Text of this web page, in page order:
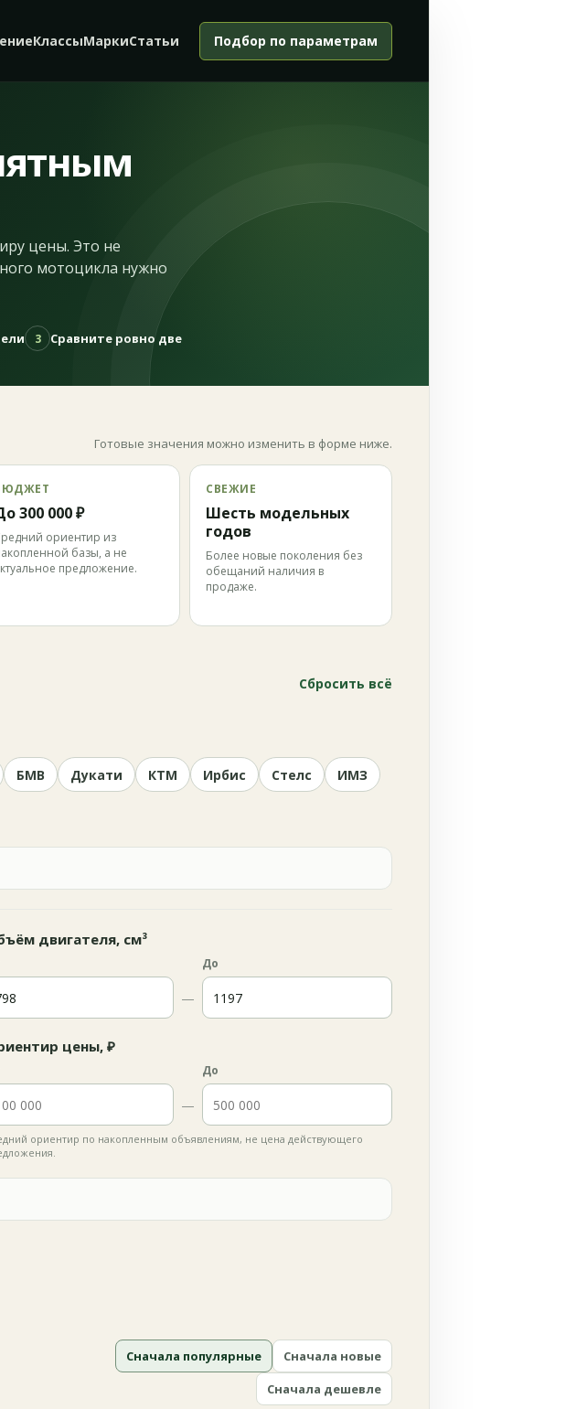
КлассыМаркиСтатьи Подбор по параметрам
цены. Это не
мотоцикла нужно
3 Сравните ровно две
Готовые значения можно изменить в форме ниже.
300 000 ₽
ориентир из
базы, а не
предложение.
СВЕЖИЕ
Шесть модельных
годов
Более новые поколения без
обещаний наличия в
продаже.
Сбросить всё
БМВ Дукати КТМ Ирбис Стелс
ИМЗ
двигателя, см³
—
До
цены, ₽
—
До
ориентир по накопленным объявлениям, не цена действующего
Сначала популярные
Сначала новые
Сначала дешевле